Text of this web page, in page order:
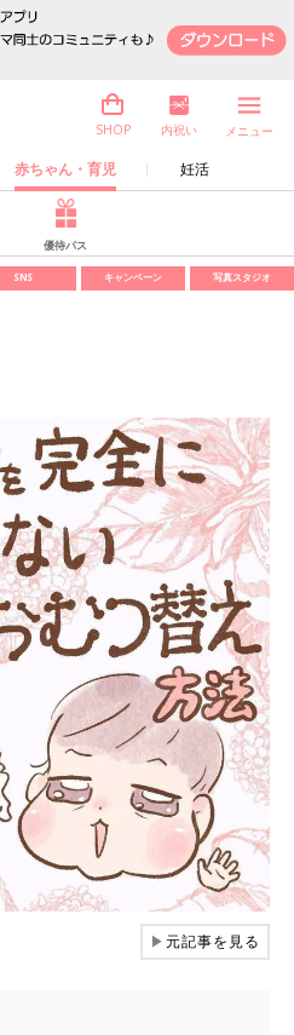
赤ちゃん・育児 妊活
SHOP 内祝い メニュー
優待パス
SNS キャンペーン 写真スタジオ
▶元記事を見る